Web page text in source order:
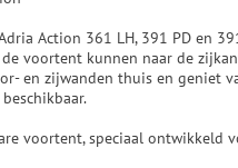
Action 361 LH, 391 PD en
voortent kunnen naar de
en zijwanden thuis en geniet
voortent, speciaal ontwikkeld